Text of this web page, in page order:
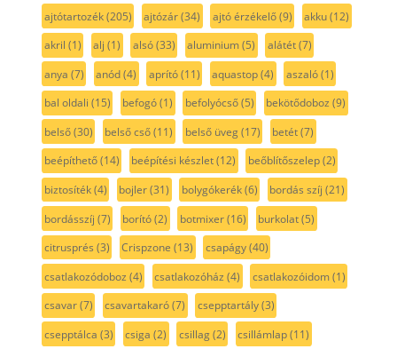
ajtótartozék(205) ajtózár(34) ajtó érzékelő(9) akku(12)
akril (1) alj (1) alsó(33) aluminium(5) alátét(7)
anya (7) anód(4) aprító(11) aquastop(4) aszaló(1)
bal oldali (15) befogó(1) befolyócső(5) bekötődoboz (9)
belső(30) belső cső(11) belső üveg(17) betét(7)
beépíthető(14) beépítési készlet(12) beőblítőszelep(2)
biztosíték(4) bojler(31) bolygókerék(6) bordás szíj (21)
bordásszíj (7) borító(2) botmixer(16) burkolat(5)
citrusprés (3) Crispzone (13) csapágy(40)
csatlakozódoboz (4) csatlakozóház (4) csatlakozóidom(1)
csavar(7) csavartakaró(7) csepptartály(3)
csepptálca (3) csiga (2) csillag(2) csillámlap(11)